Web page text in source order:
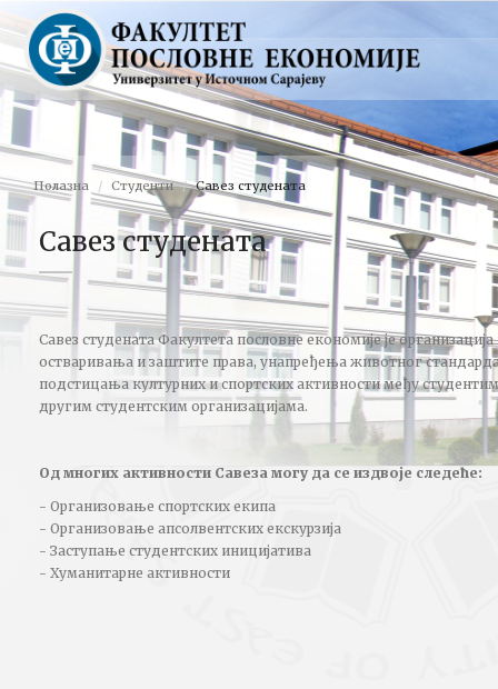
Полазна Студенти Савез студената
Савез студената
Савез студената Факултета пословне економије је
остваривања и заштите права, унапређења животног
подстицања културних и спортских активности међу
другим студентским организацијама.
Од многих активности Савеза могу да се издвоје следеће:
- Организовање спортских екипа
- Организовање апсолвентских екскурзија
- Заступање студентских иницијатива
- Хуманитарне активности